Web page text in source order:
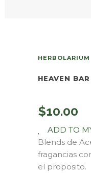
HERBOLARIUM
HEAVEN
$10.00
ADD TO
Blends de
fragancias
el proposito.